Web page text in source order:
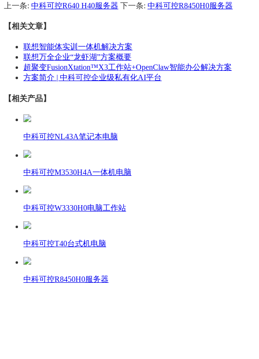
上一条: 中科可控R640 H40服务器 下一条: 中科可控R8450H0服务器
【相关文章】
联想智能体实训一体机解决方案
联想万全企业“龙虾湖”方案概要
超聚变FusionXtation™X3工作站+OpenClaw智能办公解决方案
方案简介 | 中科可控企业级私有化AI平台
【相关产品】
中科可控NL43A笔记本电脑
中科可控M3530H4A一体机电脑
中科可控W3330H0电脑工作站
中科可控T40台式机电脑
中科可控R8450H0服务器